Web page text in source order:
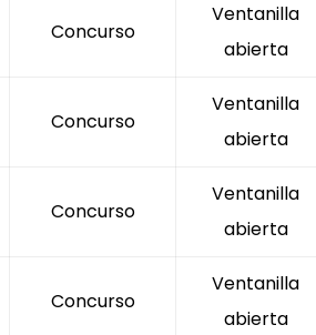
Concurso
Ventanilla
abierta
Concurso
Ventanilla
abierta
Concurso
Ventanilla
abierta
Concurso
Ventanilla
abierta